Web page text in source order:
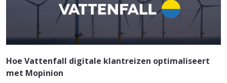
Hoe Vattenfall digitale klantreizen optimaliseert
met Mopinion